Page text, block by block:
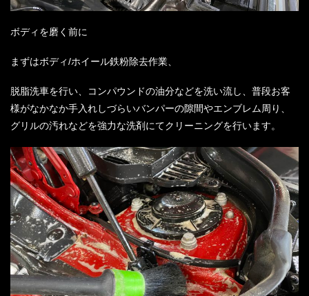
ボディを磨く前に
まずはボディ/ホイール鉄粉除去作業、
脱脂洗車を行い、コンパウンドの油分などを洗い流し、普段お客
様がなかなか手入れしづらいバンパーの隙間やエンブレム周り、
グリルの汚れなどを強力な洗剤にてクリーニングを行います。